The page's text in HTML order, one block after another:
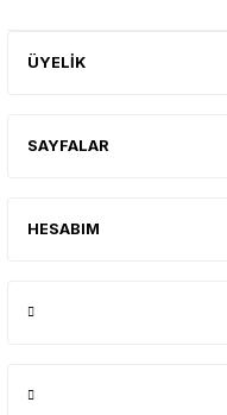
ÜYELİK
SAYFALAR
HESABIM